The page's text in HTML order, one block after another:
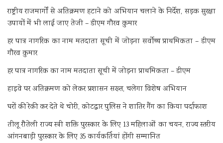
राष्ट्रीय राजमार्गों से अतिक्रमण हटाने को अभियान चलाने के निर्देश, सड़क सुरक्षा
उपायों में भी लाई जाए तेजी – डीएम गौरव कुमार
हर पात्र नागरिक का नाम मतदाता सूची में जोड़ना सर्वोच्च प्राथमिकता – डीएम
गौरव कुमार
हर पात्र नागरिक का नाम मतदाता सूची में जोड़ना प्राथमिकता – डीएम
हाइवे पर अतिक्रमण को लेकर प्रशासन सख्त, चलेगा विशेष अभियान
घरों की रेकी कर देते थे चोरी, कोटद्वार पुलिस ने शातिर गैंग का किया पर्दाफाश
तीलू रौतेली राज्य स्त्री शक्ति पुरस्कार के लिए 13 महिलाओं का चयन, राज्य स्तरीय
आंगनबाड़ी पुरस्कार के लिए 35 कार्यकर्तियां होंगी सम्मानित